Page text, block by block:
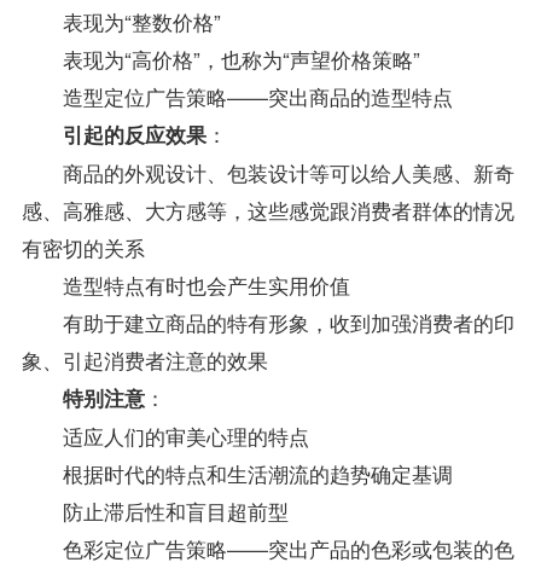
表现为“整数价格”
表现为“高价格”，也称为“声望价格策略”
造型定位广告策略——突出商品的造型特点
引起的反应效果：
商品的外观设计、包装设计等可以给人美感、新奇
感、高雅感、大方感等，这些感觉跟消费者群体的情况
有密切的关系
造型特点有时也会产生实用价值
有助于建立商品的特有形象，收到加强消费者的印
象、引起消费者注意的效果
特别注意：
适应人们的审美心理的特点
根据时代的特点和生活潮流的趋势确定基调
防止滞后性和盲目超前型
色彩定位广告策略——突出产品的色彩或包装的色